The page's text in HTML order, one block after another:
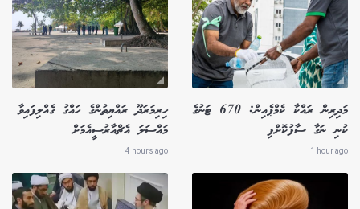
މަދިރިން ރައްކާ ކެމްޕެއިން: 670 ޓަނުގެ
ކުނި ނަގާ ސާފުކޮށްފި
1 hour ago
ހިރިމަރަދޫ ރައްޔިތުންގެ ހައްގު ގެއްލިފައިވާ
މައްސަލަ އެޗްއާރުސީއެމަށް
4 hours ago